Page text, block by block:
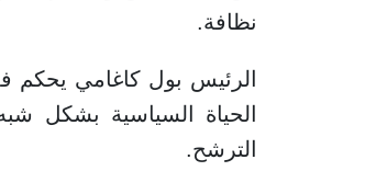
نظافة.
الحياة السياسية بشكل
الترشح.